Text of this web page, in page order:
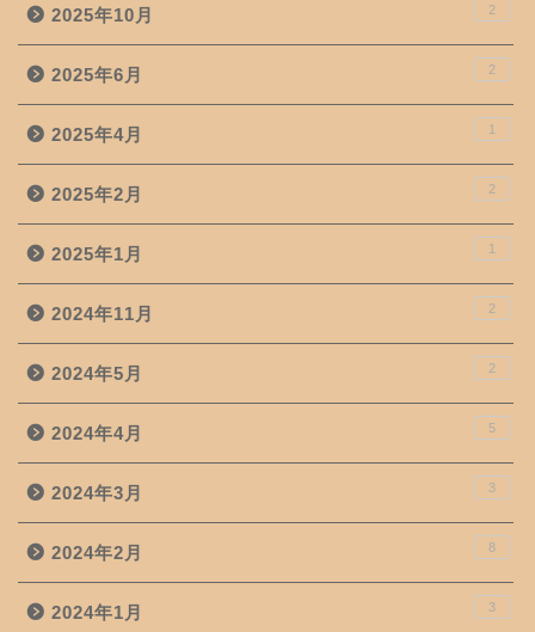
2025年10月 2
2025年6月 2
2025年4月 1
2025年2月 2
2025年1月 1
2024年11月 2
2024年5月 2
2024年4月 5
2024年3月 3
2024年2月 8
2024年1月 3